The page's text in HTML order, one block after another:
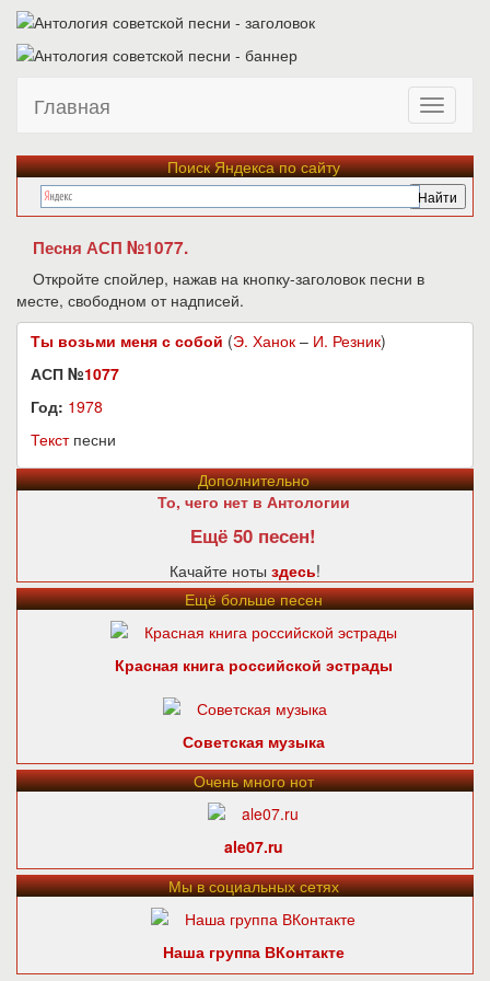
Главная
Поиск Яндекса по сайту
Песня АСП №1077.
Откройте спойлер, нажав на кнопку-заголовок песни в
месте, свободном от надписей.
Ты возьми меня с собой (Э. Ханок – И. Резник)
АСП №1077
Год: 1978
Текстпесни
Дополнительно
То, чего нет в Антологии
Ещё 50 песен!
Качайте ноты здесь!
Ещё больше песен
Красная книга российской эстрады
Советская музыка
Очень много нот
ale07.ru
Мы в социальных сетях
Наша группа ВКонтакте